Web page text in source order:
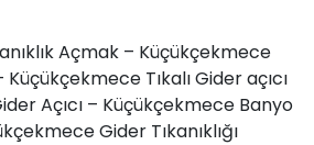
Açmak – Küçükçekmece
Küçükçekmece Tıkalı Gider açıcı
Açıcı – Küçükçekmece Banyo
Gider Tıkanıklığı